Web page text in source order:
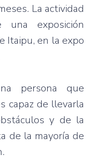
. La actividad
una
exposición
Itaipu, en la expo
persona que
capaz de llevarla
y de la
de la mayoría de
.